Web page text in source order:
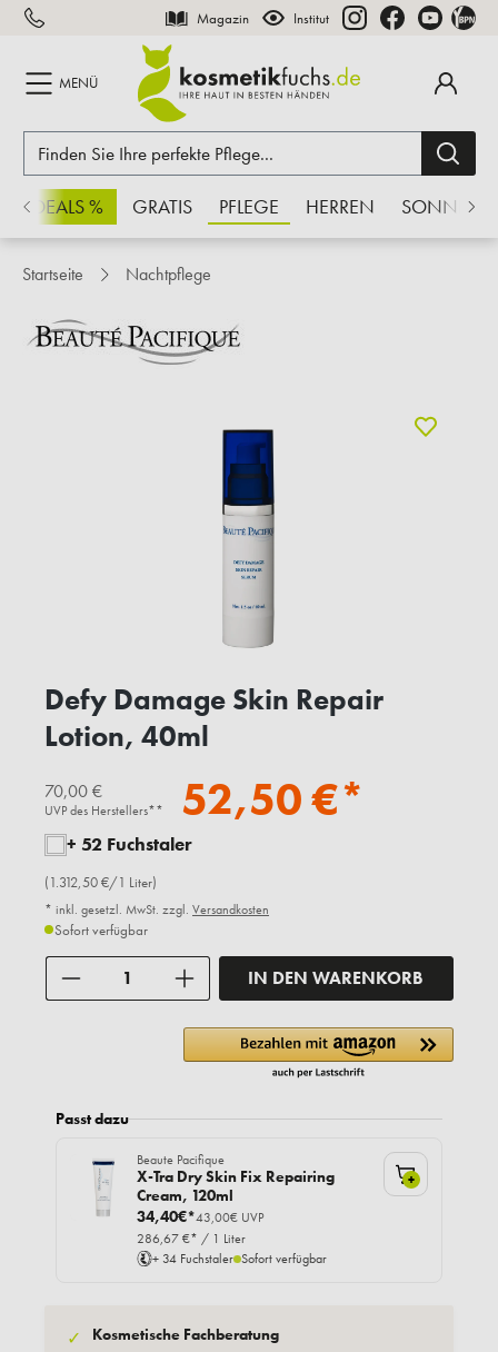
springen Magazin Institut
MENÜ
% GRATIS PFLEGE HERREN SONNE
Startseite Nachtpflege
Defy Damage Skin Repair
Lotion, 40ml
70,00 €
UVP des Herstellers** 52,50 €*
+ 52 Fuchstaler
(1.312,50 €/1 Liter)
* inkl. gesetzl. MwSt. zzgl. Versandkosten
Sofort verfügbar
IN DEN WARENKORB
Passt dazu
Beaute Pacifique
X-Tra Dry Skin Fix Repairing
Cream, 120ml
34,40€*43,00€ UVP
286,67 €* / 1 Liter
+ 34 Fuchstaler Sofort verfügbar
+
✓ Kosmetische Fachberatung